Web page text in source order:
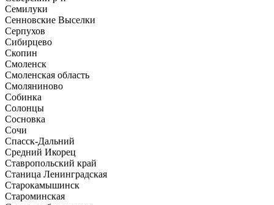
Семилуки
Сенновские Выселки
Серпухов
Сибирцево
Скопин
Смоленск
Смоленская область
Смоляниново
Собинка
Солонцы
Сосновка
Сочи
Спасск-Дальний
Средний Икорец
Ставропольский край
Станица Ленинградская
Старокамышинск
Староминская